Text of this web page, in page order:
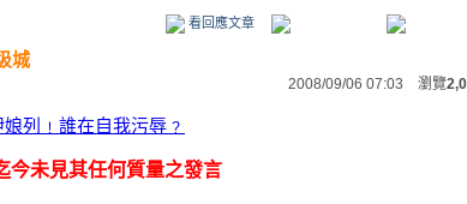
看回應文章
城
2008/09/06 07:03 瀏覽
娘列﹗誰在自我污辱﹖
今未見其任何質量之發言